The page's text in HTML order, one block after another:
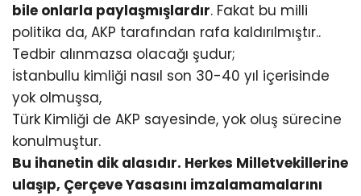
bile onlarla paylaşmışlardır. Fakat bu milli
politika da, AKP tarafından rafa kaldırılmıştır..
Tedbir alınmazsa olacağı şudur;
İstanbullu kimliği nasıl son 30-40 yıl içerisinde
yok olmuşsa,
Türk Kimliği de AKP sayesinde, yok oluş sürecine
konulmuştur.
Bu ihanetin dik alasıdır. Herkes Milletvekillerine
ulaşıp, Çerçeve Yasasını imzalamamalarını